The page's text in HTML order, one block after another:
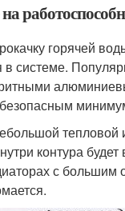
горячей
в системе.
контура
с